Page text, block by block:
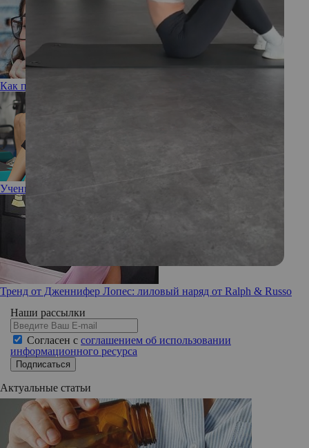
Как привычка пить больше воды может навредить зубам
Ученые: некоторые виды тренировок опасны для здоровья!
Тренд от Дженнифер Лопес: лиловый наряд от Ralph & Russo
Наши рассылки
Согласен с соглашением об использовании
информационного ресурса
Подписаться
Актуальные статьи